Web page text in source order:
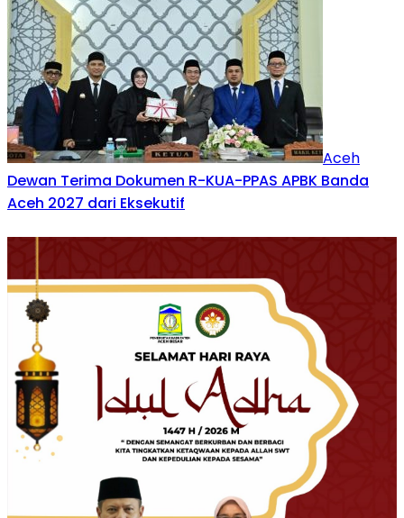
Aceh
Dewan Terima Dokumen R-KUA-PPAS APBK Banda
Aceh 2027 dari Eksekutif